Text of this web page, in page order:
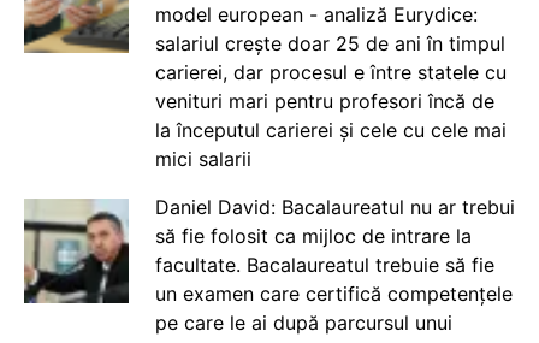
model european - analiză Eurydice:
salariul crește doar 25 de ani în timpul
carierei, dar procesul e între statele cu
venituri mari pentru profesori încă de
la începutul carierei și cele cu cele mai
mici salarii
Daniel David: Bacalaureatul nu ar trebui
să fie folosit ca mijloc de intrare la
facultate. Bacalaureatul trebuie să fie
un examen care certifică competențele
pe care le ai după parcursul unui